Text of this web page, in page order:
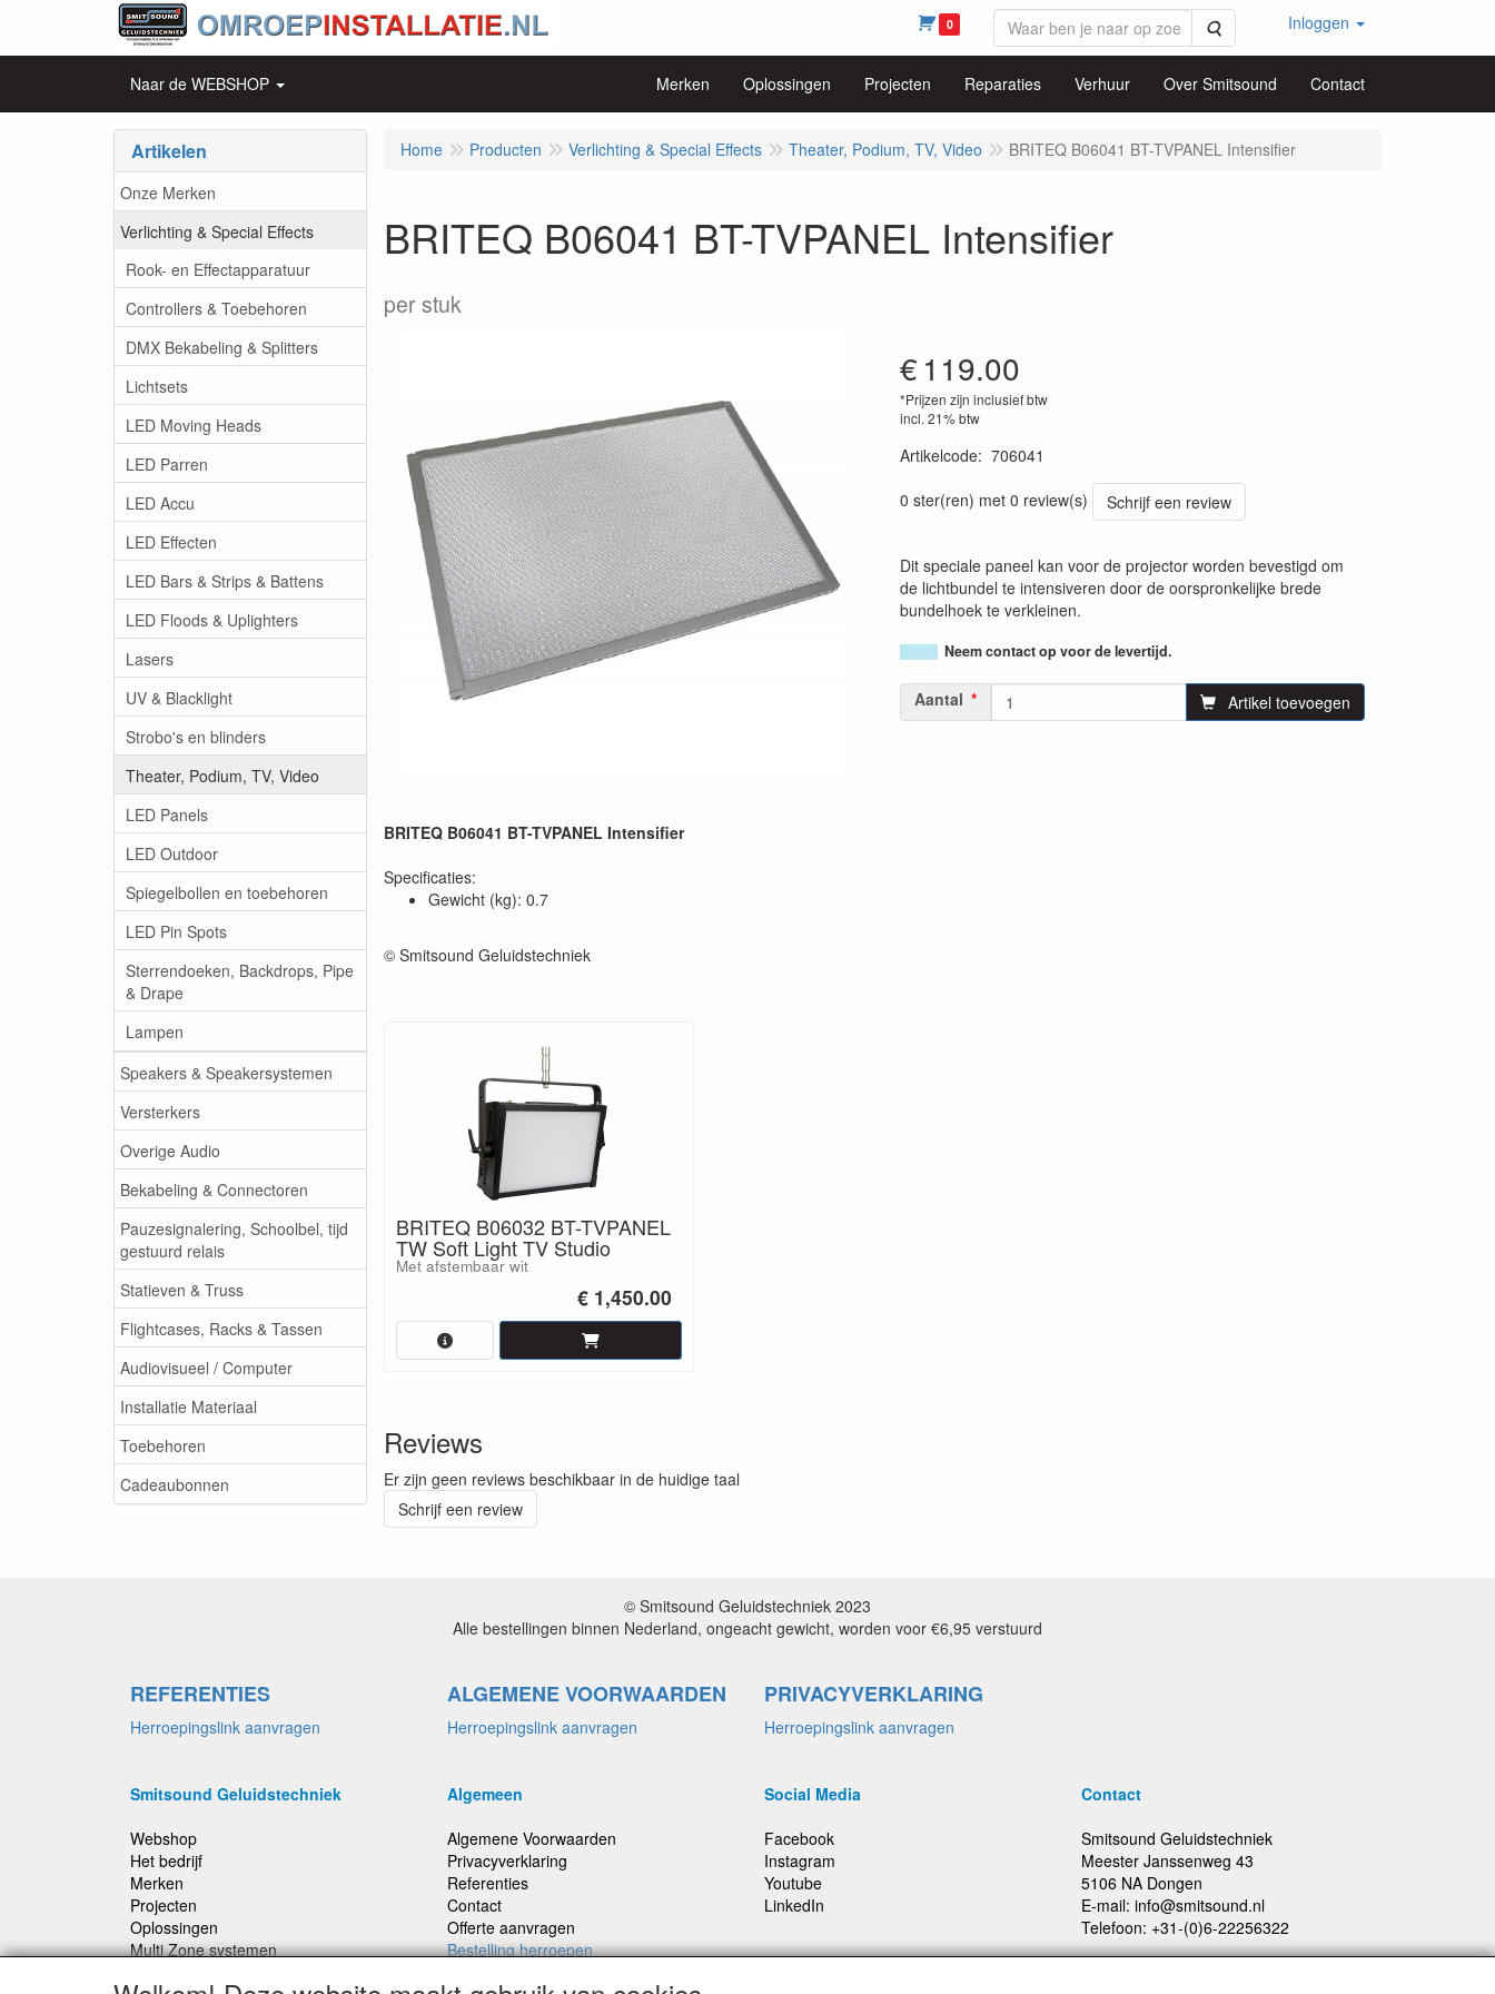
0 Zoeken Inloggen
Naar de WEBSHOP Merken Oplossingen Projecten Reparaties Verhuur Over Smitsound Contact
Artikelen
Onze Merken
Verlichting & Special Effects
Rook- en Effectapparatuur
Controllers & Toebehoren
DMX Bekabeling & Splitters
Lichtsets
LED Moving Heads
LED Parren
LED Accu
LED Effecten
LED Bars & Strips & Battens
LED Floods & Uplighters
Lasers
UV & Blacklight
Strobo's en blinders
Theater, Podium, TV, Video
LED Panels
LED Outdoor
Spiegelbollen en toebehoren
LED Pin Spots
Sterrendoeken, Backdrops, Pipe
& Drape
Lampen
Speakers & Speakersystemen
Versterkers
Overige Audio
Bekabeling & Connectoren
Pauzesignalering, Schoolbel, tijd
gestuurd relais
Statieven & Truss
Flightcases, Racks & Tassen
Audiovisueel / Computer
Installatie Materiaal
Toebehoren
Cadeaubonnen
Home Producten Verlichting & Special Effects Theater, Podium, TV, Video BRITEQ B06041 BT-TVPANEL Intensifier
BRITEQ B06041 BT-TVPANEL Intensifier
per stuk
€119.00
*Prijzen zijn inclusief btw
incl. 21% btw
Artikelcode: 706041
0 ster(ren) met 0 review(s)
Schrijf een review
Dit speciale paneel kan voor de projector worden bevestigd om
de lichtbundel te intensiveren door de oorspronkelijke brede
bundelhoek te verkleinen.
Neem contact op voor de levertijd.
Aantal Artikel toevoegen
BRITEQ B06041 BT-TVPANEL Intensifier
Specificaties:
Gewicht (kg): 0.7
© Smitsound Geluidstechniek
BRITEQ B06032 BT-TVPANEL
TW Soft Light TV Studio
Met afstembaar wit
€ 1,450.00
Reviews
Er zijn geen reviews beschikbaar in de huidige taal
Schrijf een review
© Smitsound Geluidstechniek 2023
Alle bestellingen binnen Nederland, ongeacht gewicht, worden voor €6,95 verstuurd
REFERENTIES
Herroepingslink aanvragen
ALGEMENE VOORWAARDEN
Herroepingslink aanvragen
PRIVACYVERKLARING
Herroepingslink aanvragen
Smitsound Geluidstechniek
Webshop
Het bedrijf
Merken
Projecten
Oplossingen
Multi Zone systemen
Algemeen
Algemene Voorwaarden
Privacyverklaring
Referenties
Contact
Offerte aanvragen
Bestelling herroepen
Social Media
Facebook
Instagram
Youtube
LinkedIn
Contact
Smitsound Geluidstechniek
Meester Janssenweg 43
5106 NA Dongen
E-mail: info@smitsound.nl
Telefoon: +31-(0)6-22256322